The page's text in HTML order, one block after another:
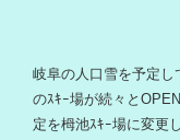
岐阜の人口雪を予定
のｽｷｰ場が続々と
定を栂池ｽｷｰ場に変更